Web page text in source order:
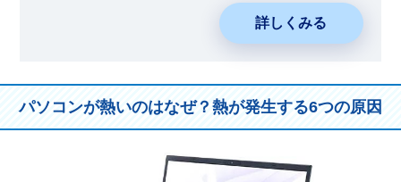
詳しくみる
パソコンが熱いのはなぜ？熱が発生する6つの原因